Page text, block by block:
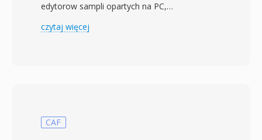
edytorow sampli opartych na PC,
pozwalajacym muzykom wizualizowac
przechowuje 16-bitowe mono PCM wraz z
czytaj więcej
CAF